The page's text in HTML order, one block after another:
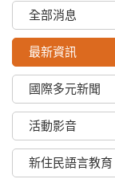
全部消息
最新資訊
國際多元新聞
活動影音
新住民語言教育